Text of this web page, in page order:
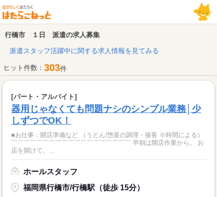
行橋市 １日 派遣の求人募集
派遣スタッフ活躍中に関する求人情報を見てみる
ヒット件数： 303件
[パート・アルバイト]
器用じゃなくても問題ナシのシンプル業務│少
しずつでOK！
■お仕事：開店準備など （うどん/惣菜の調理・接客 ※時間による）
￣￣￣￣￣￣￣￣￣￣￣￣￣￣￣￣￣￣￣ 早朝は開店作業から。 お
店を開けて、...
ホールスタッフ
福岡県行橋市/行橋駅（徒歩 15分）